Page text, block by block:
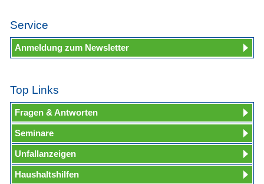
Service
Anmeldung zum Newsletter
Top Links
Fragen & Antworten
Seminare
Unfallanzeigen
Haushaltshilfen